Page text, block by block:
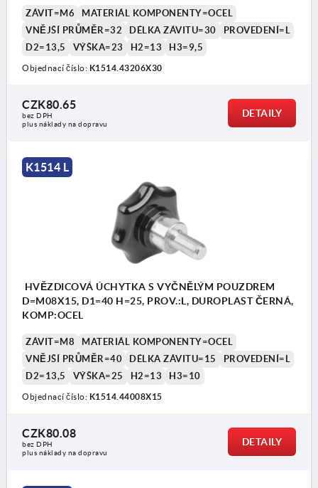
ZÁVIT=M6
MATERIÁL KOMPONENTY=OCEL
VNĚJŠÍ PRŮMĚR=32
DÉLKA ZÁVITU=30
PROVEDENÍ=L
D2=13,5
VÝŠKA=23 H2=13 H3=9,5
Objednací číslo: K1514.43206X30
CZK80.65
bez DPH
plus náklady na dopravu
DETAILY
K1514 L
HVĚZDICOVÁ ÚCHYTKA S VYČNĚLÝM POUZDREM
D=M08X15, D1=40 H=25, PROV.:L, DUROPLAST ČERNÁ,
KOMP:OCEL
ZÁVIT=M8
MATERIÁL KOMPONENTY=OCEL
VNĚJŠÍ PRŮMĚR=40
DÉLKA ZÁVITU=15
PROVEDENÍ=L
D2=13,5
VÝŠKA=25 H2=13 H3=10
Objednací číslo: K1514.44008X15
CZK80.08
bez DPH
plus náklady na dopravu
DETAILY